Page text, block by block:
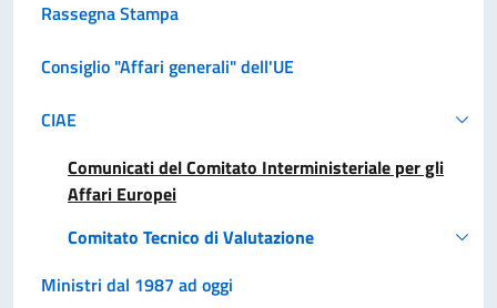
Rassegna Stampa
Consiglio "Affari generali" dell'UE
CIAE
Comunicati del Comitato Interministeriale per gli
Affari Europei
Comitato Tecnico di Valutazione
Ministri dal 1987 ad oggi